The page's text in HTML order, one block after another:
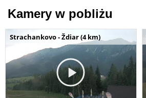
Kamery w pobliżu
Strachankovo - Ždiar (4 km)